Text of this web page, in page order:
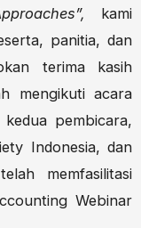
kami
panitia, dan
terima kasih
mengikuti acara
pembicara,
Indonesia, dan
memfasilitasi
Webinar